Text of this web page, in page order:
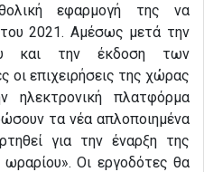
εφαρμογή της να
2021. Αμέσως μετά την
και την έκδοση των
επιχειρήσεις της χώρας
πλατφόρμα
τα νέα απλοποιημένα
για την έναρξη της
ωραρίου». Οι εργοδότες θα